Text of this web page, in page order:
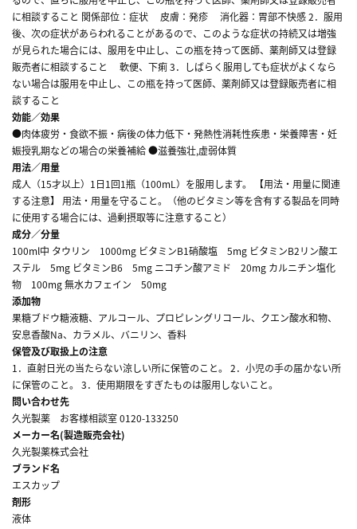
に相談すること 関係部位：症状 皮膚：発疹 消化器：胃部不快感 2．服用
後、次の症状があらわれることがあるので、このような症状の持続又は増強
が見られた場合には、服用を中止し、この瓶を持って医師、薬剤師又は登録
販売者に相談すること 軟便、下痢 3．しばらく服用しても症状がよくなら
ない場合は服用を中止し、この瓶を持って医師、薬剤師又は登録販売者に相
談すること
効能／効果
●肉体疲労・食欲不振・病後の体力低下・発熱性消耗性疾患・栄養障害・妊
娠授乳期などの場合の栄養補給 ●滋養強壮,虚弱体質
用法／用量
成人（15才以上）1日1回1瓶（100mL）を服用します。 【用法・用量に関連
する注意】 用法・用量を守ること。（他のビタミン等を含有する製品を同時
に使用する場合には、過剰摂取等に注意すること）
成分／分量
100ml中 タウリン 1000mg ビタミンB1硝酸塩 5mg ビタミンB2リン酸エ
ステル 5mg ビタミンB6 5mg ニコチン酸アミド 20mg カルニチン塩化
物 100mg 無水カフェイン 50mg
添加物
果糖ブドウ糖液糖、アルコール、プロピレングリコール、クエン酸水和物、
安息香酸Na、カラメル、バニリン、香料
保管及び取扱上の注意
1．直射日光の当たらない涼しい所に保管のこと。 2．小児の手の届かない所
に保管のこと。 3．使用期限をすぎたものは服用しないこと。
問い合わせ先
久光製薬 お客様相談室 0120-133250
メーカー名(製造販売会社)
久光製薬株式会社
ブランド名
エスカップ
剤形
液体